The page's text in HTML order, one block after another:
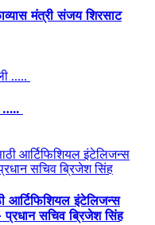
मंत्री संजय शिरसाट
…..
आर्टिफिशियल इंटेलिजन्स
सचिव ब्रिजेश सिंह